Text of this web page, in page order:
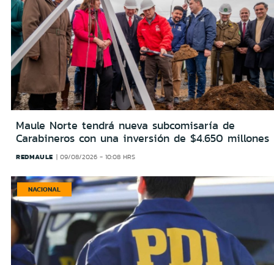
Maule Norte tendrá nueva subcomisaría de
Carabineros con una inversión de $4.650 millones
REDMAULE 09/08/2026 - 10:08 HRS
NACIONAL